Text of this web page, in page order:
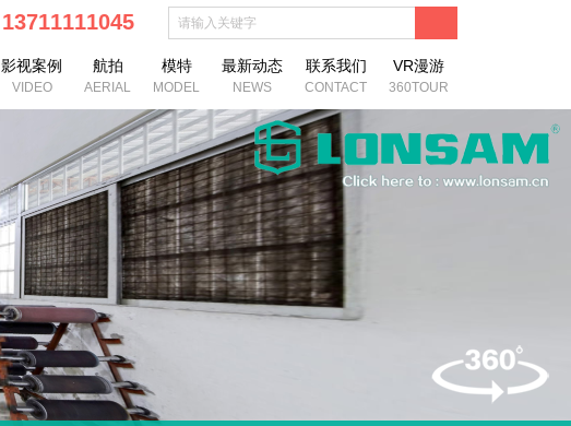
13711111045
影视案例
VIDEO
航拍
AERIAL
模特
MODEL
最新动态
NEWS
联系我们
CONTACT
VR漫游
360TOUR